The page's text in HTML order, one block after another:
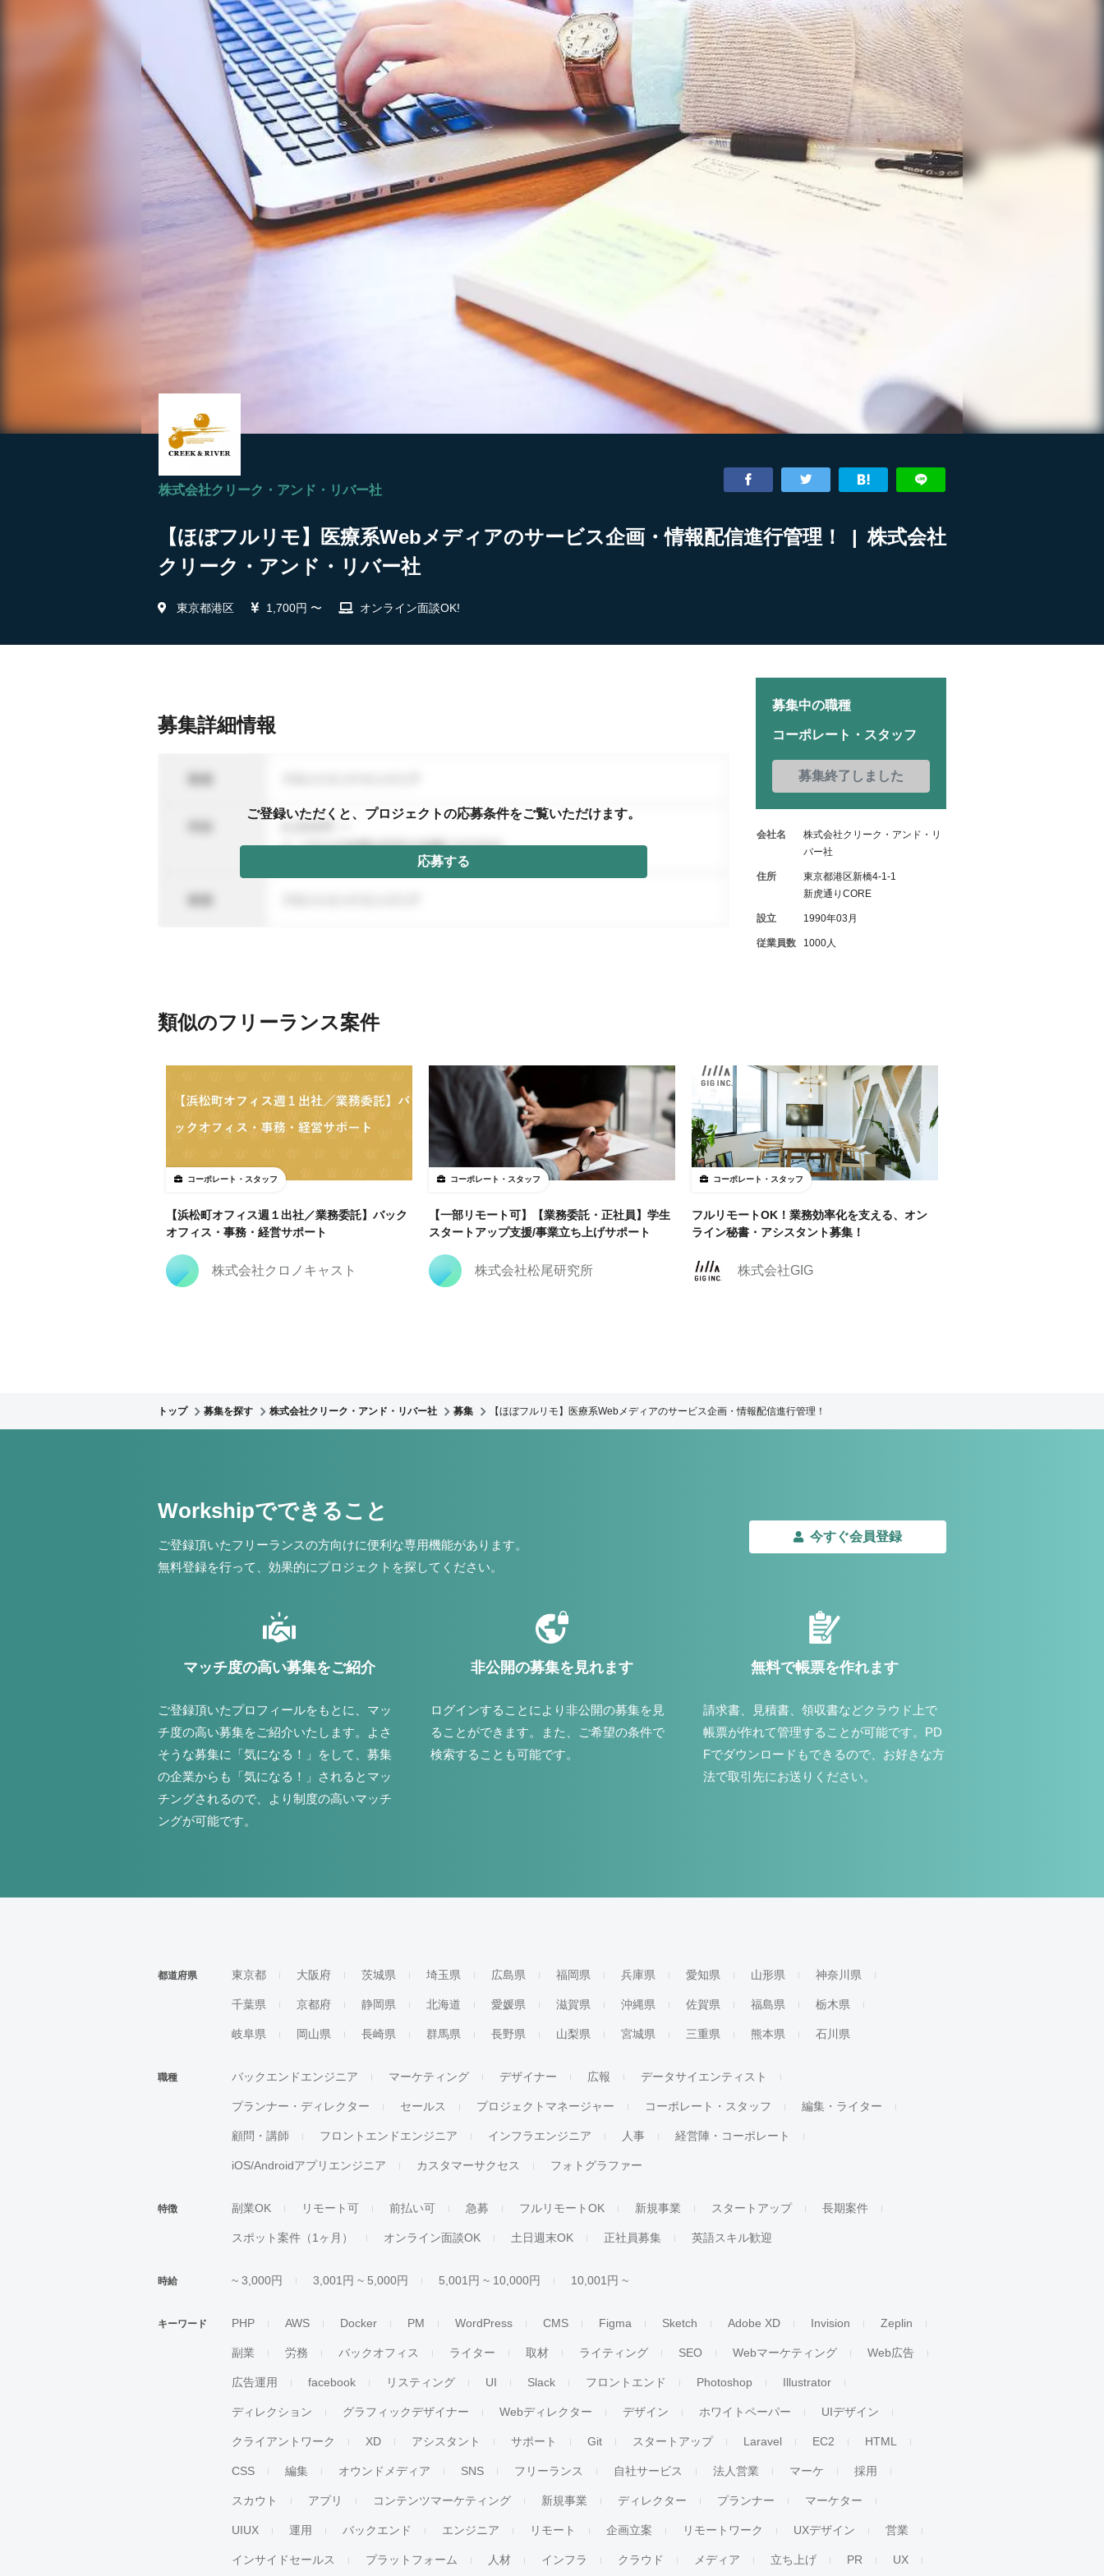
株式会社クリーク・アンド・リバー社
【ほぼフルリモ】医療系Webメディアのサービス企画・情報配信進行管理！ | 株式会社
クリーク・アンド・リバー社
東京都港区 1,700円 〜 オンライン面談OK!
募集詳細情報
ご登録いただくと、プロジェクトの応募条件をご覧いただけます。
応募する
募集中の職種
コーポレート・スタッフ
募集終了しました
会社名
株式会社クリーク・アンド・リ
バー社
住所
東京都港区新橋4-1-1
新虎通りCORE
設立 1990年03月
従業員数 1000人
類似のフリーランス案件
コーポレート・スタッフ
【浜松町オフィス週１出社／業務委託】バック
オフィス・事務・経営サポート
株式会社クロノキャスト
コーポレート・スタッフ
【一部リモート可】【業務委託・正社員】学生
スタートアップ支援/事業立ち上げサポート
株式会社松尾研究所
コーポレート・スタッフ
フルリモートOK！業務効率化を支える、オン
ライン秘書・アシスタント募集！
株式会社GIG
トップ 募集を探す 株式会社クリーク・アンド・リバー社 募集 【ほぼフルリモ】医療系Webメディアのサービス企画・情報配信進行管理！
Workshipでできること
ご登録頂いたフリーランスの方向けに便利な専用機能があります。
無料登録を行って、効果的にプロジェクトを探してください。
今すぐ会員登録
マッチ度の高い募集をご紹介
ご登録頂いたプロフィールをもとに、マッ
チ度の高い募集をご紹介いたします。よさ
そうな募集に「気になる！」をして、募集
の企業からも「気になる！」されるとマッ
チングされるので、より制度の高いマッチ
ングが可能です。
非公開の募集を見れます
ログインすることにより非公開の募集を見
ることができます。また、ご希望の条件で
検索することも可能です。
無料で帳票を作れます
請求書、見積書、領収書などクラウド上で
帳票が作れて管理することが可能です。PD
Fでダウンロードもできるので、お好きな方
法で取引先にお送りください。
都道府県 東京都 大阪府 茨城県 埼玉県 広島県 福岡県 兵庫県 愛知県 山形県 神奈川県
千葉県 京都府 静岡県 北海道 愛媛県 滋賀県 沖縄県 佐賀県 福島県 栃木県
岐阜県 岡山県 長崎県 群馬県 長野県 山梨県 宮城県 三重県 熊本県 石川県
職種 バックエンドエンジニア マーケティング デザイナー 広報 データサイエンティスト
プランナー・ディレクター セールス プロジェクトマネージャー コーポレート・スタッフ 編集・ライター
顧問・講師 フロントエンドエンジニア インフラエンジニア 人事 経営陣・コーポレート
iOS/Androidアプリエンジニア カスタマーサクセス フォトグラファー
特徴 副業OK リモート可 前払い可 急募 フルリモートOK 新規事業 スタートアップ 長期案件
スポット案件（1ヶ月） オンライン面談OK 土日週末OK 正社員募集 英語スキル歓迎
時給 ~ 3,000円 3,001円 ~ 5,000円 5,001円 ~ 10,000円 10,001円 ~
キーワード PHP AWS Docker PM WordPress CMS Figma Sketch Adobe XD Invision Zeplin
副業 労務 バックオフィス ライター 取材 ライティング SEO Webマーケティング Web広告
広告運用 facebook リスティング UI Slack フロントエンド Photoshop Illustrator
ディレクション グラフィックデザイナー Webディレクター デザイン ホワイトペーパー UIデザイン
クライアントワーク XD アシスタント サポート Git スタートアップ Laravel EC2 HTML
CSS 編集 オウンドメディア SNS フリーランス 自社サービス 法人営業 マーケ 採用
スカウト アプリ コンテンツマーケティング 新規事業 ディレクター プランナー マーケター
UIUX 運用 バックエンド エンジニア リモート 企画立案 リモートワーク UXデザイン 営業
インサイドセールス プラットフォーム 人材 インフラ クラウド メディア 立ち上げ PR UX